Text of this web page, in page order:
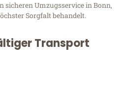
sicheren Umzugsservice in Bonn,
Sorgfalt behandelt.
Transport